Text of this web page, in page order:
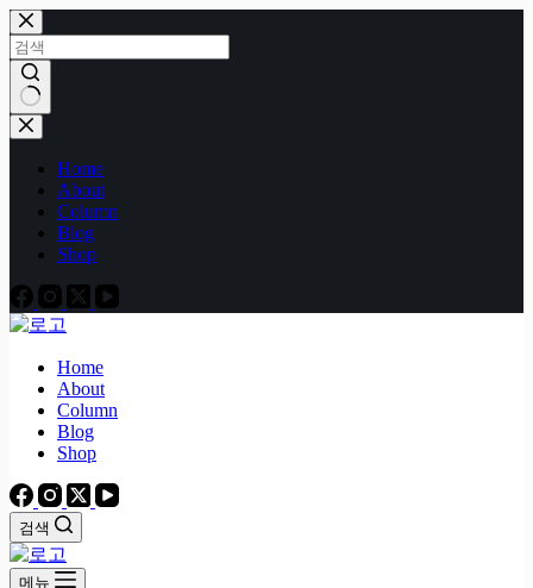
본
문
으
로
건
너
결
Home
About
Column
Blog
Shop
Home
About
Column
Blog
Shop
검색
메뉴